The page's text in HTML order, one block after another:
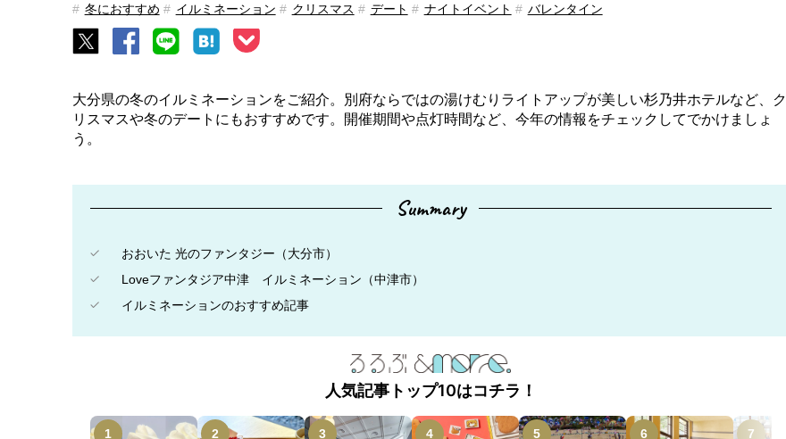
冬におすすめ イルミネーション クリスマス デート ナイトイベント バレンタイン
大分県の冬のイルミネーションをご紹介。別府ならではの湯けむりライトアップが美しい杉乃井ホテルなど、ク
リスマスや冬のデートにもおすすめです。開催期間や点灯時間など、今年の情報をチェックしてでかけましょ
う。
Summary
おおいた 光のファンタジー（大分市）
Loveファンタジア中津 イルミネーション（中津市）
イルミネーションのおすすめ記事
人気記事トップ10はコチラ！